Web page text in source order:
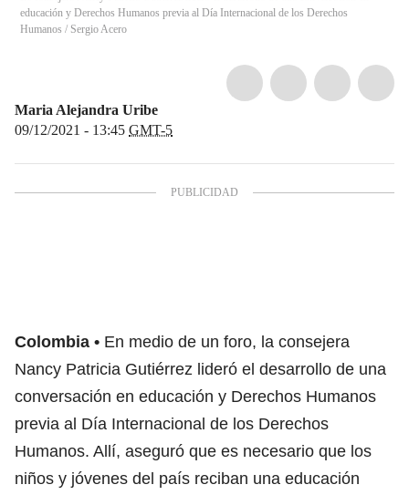
educación y Derechos Humanos previa al Día Internacional de los Derechos
Humanos / Sergio Acero
Maria Alejandra Uribe
09/12/2021 - 13:45 GMT-5
Colombia
En medio de un foro, la consejera
Nancy Patricia Gutiérrez lideró el desarrollo de una
conversación en educación y Derechos Humanos
previa al Día Internacional de los Derechos
Humanos. Allí, aseguró que es necesario que los
niños y jóvenes del país reciban una educación